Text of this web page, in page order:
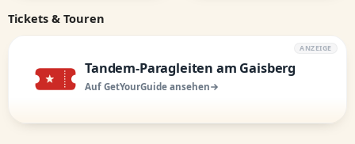
Tickets & Touren
ANZEIGE
Tandem-Paragleiten am Gaisberg
Auf GetYourGuide ansehen